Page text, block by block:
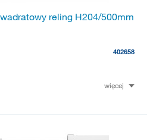
reling H204/500mm
402658
więcej